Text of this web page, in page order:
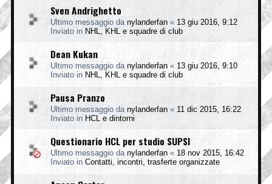
Sven Andrighetto
Ultimo messaggio da nylanderfan « 13 giu 2016, 9:12
Inviato in NHL, KHL e squadre di club
Dean Kukan
Ultimo messaggio da nylanderfan « 13 giu 2016, 9:10
Inviato in NHL, KHL e squadre di club
Pausa Pranzo
Ultimo messaggio da nylanderfan « 11 dic 2015, 16:22
Inviato in HCL e dintorni
Questionario HCL per studio SUPSI
Ultimo messaggio da nylanderfan « 18 nov 2015, 16:42
Inviato in Contatti, incontri, trasferte organizzate